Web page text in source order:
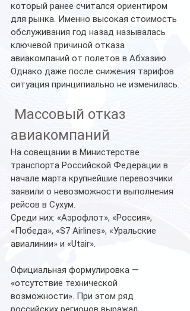
который ранее считался ориентиром
для рынка. Именно высокая стоимость
обслуживания год назад называлась
ключевой причиной отказа
авиакомпаний от полетов в Абхазию.
Однако даже после снижения тарифов
ситуация принципиально не изменилась.
Массовый отказ
авиакомпаний
На совещании в Министерстве
транспорта Российской Федерации в
начале марта крупнейшие перевозчики
заявили о невозможности выполнения
рейсов в Сухум.
Среди них: «Аэрофлот», «Россия»,
«Победа», «S7 Airlines», «Уральские
авиалинии» и «Utair».
Официальная формулировка —
«отсутствие технической
возможности». При этом ряд